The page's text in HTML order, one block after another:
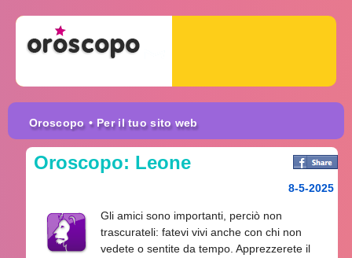
Oroscopo • Per il tuo sito web
Oroscopo: Leone
8-5-2025
Gli amici sono importanti, perciò non
trascurateli: fatevi vivi anche con chi non
vedete o sentite da tempo. Apprezzerete il